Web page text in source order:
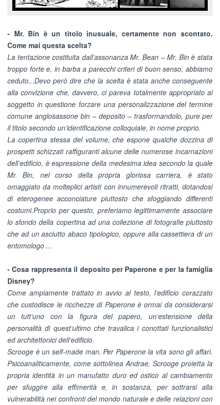
- Mr. Bin è un titolo inusuale, certamente non scontato.
Come mai questa scelta?
La tentazione costituita dall’assonanza Mr. Bean – Mr. Bin è stata
troppo forte e, in barba a parecchi criteri di buon senso, abbiamo
ceduto...Devo però dire che la scelta è stata anche conseguente
alla convizione che, davvero, ci pareva totalmente appropriato al
soggetto in questione forzare una personalizzazione del termine
comune anglosassone bin – deposito – trasformandolo, pure per
il titolo secondo un’identificazione colloquiale, in nome proprio.
La copertina stessa del volume, che espone qualche dozzina di
prospetti schizzati raffiguranti alcune delle numerose incarnazioni
dell’edificio, è espressione della medesima idea secondo la quale
Mr. Bin, nel corso della propria gloriosa carriera, è stato
omaggiato da molteplici artisti con innumerevoli ritratti, dotandosi
di eterogenee acconciature piuttosto che sfoggiando differenti
costumi.Proprio per questo, preferiamo legittimamente associare
lo sfondo della copertina ad una collezione di fotografie piuttosto
che ad un asciutto abaco tipologico, oppure alla cassettiera di un
entomologo ...
- Cosa rappresenta il deposito per Paperone e per la famiglia
Disney?
Come ampiamente trattato in avvio al testo, l’edificio corazzato
che custodisce le ricchezze di Paperone è ormai da considerarsi
un tutt’uno con la figura del papero, un’estensione della
personalità di quest’ultimo che travalica i conottati funzionalistici
ed architettonici dell’edificio.
Scrooge è un self-made man. Per Paperone la vita sono gli affari.
Psicoanaliticamente, come sottolinea Andrae, Scrooge proietta la
propria identità in un manufatto duro ed ostico al cambiamento
per sfuggire alla effimerità e, in sostanza, per sottrarsi alla
vulnerabilità nei confronti del mondo naturale e delle relazioni con